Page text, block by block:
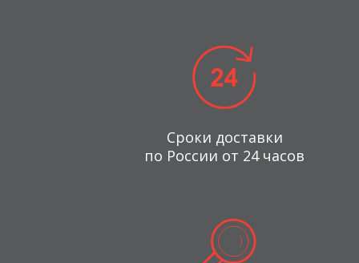
Сроки доставки
по России от 24 часов